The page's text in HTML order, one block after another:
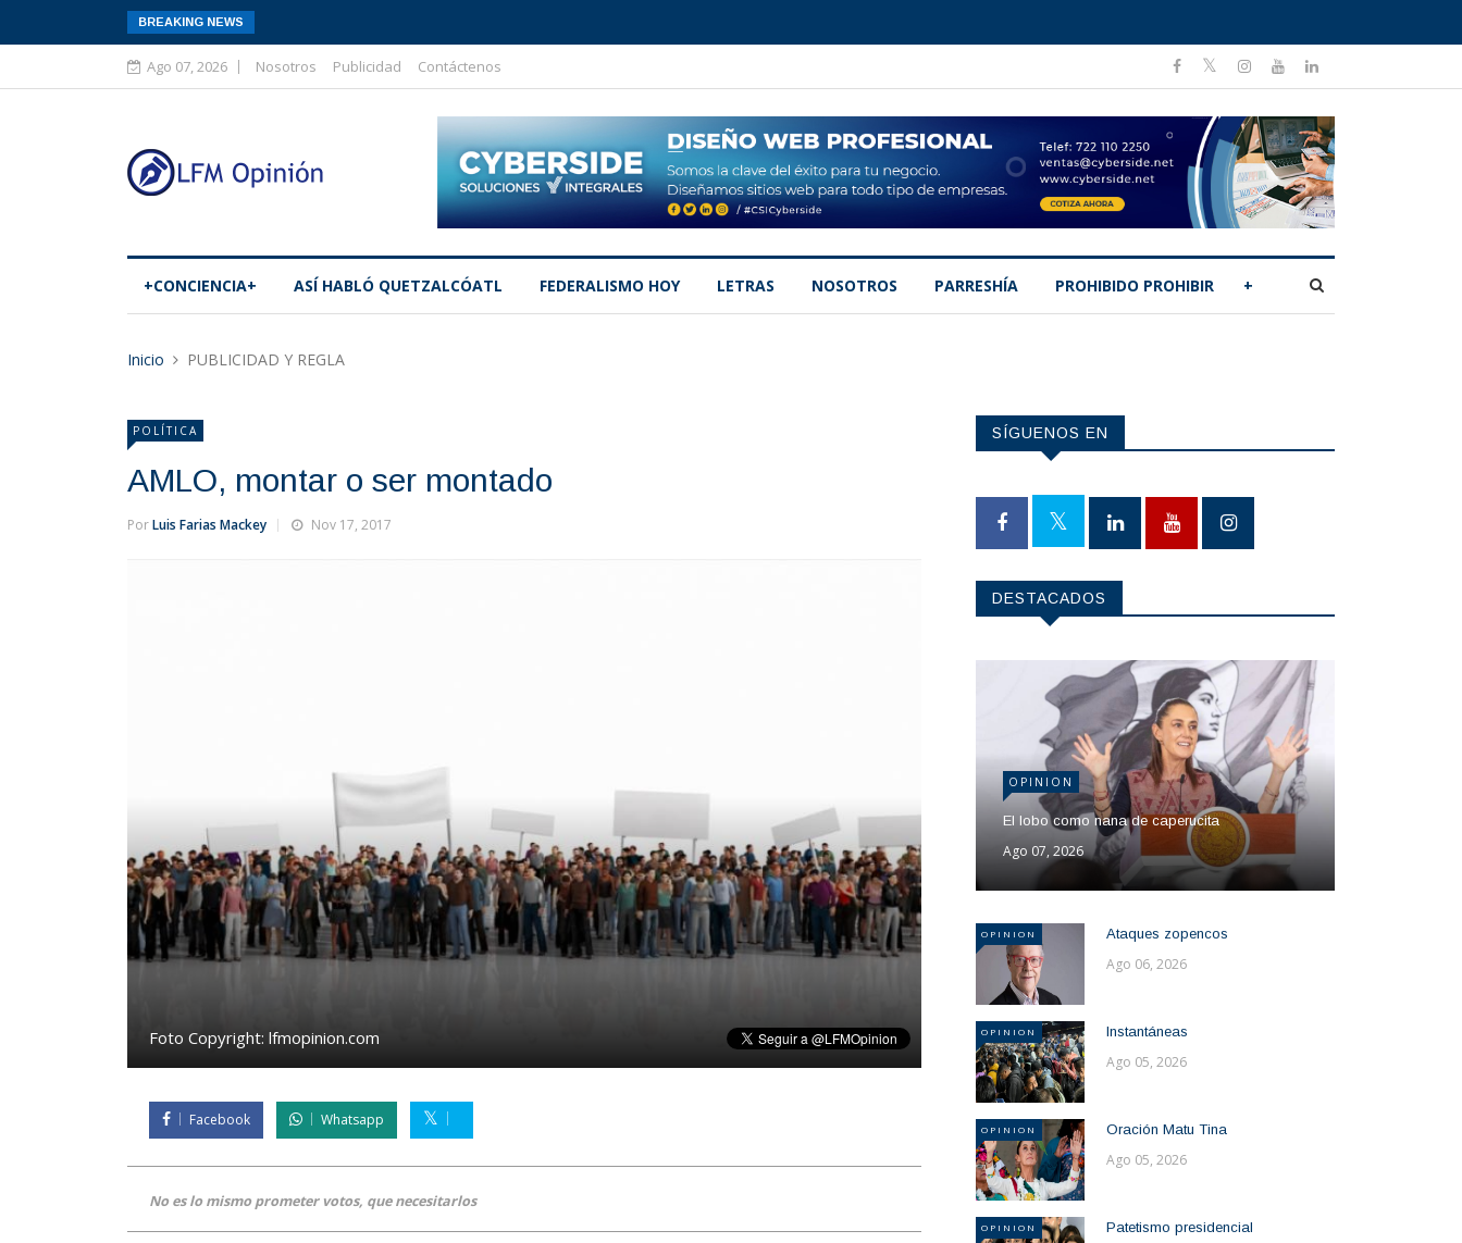
BREAKING NEWS
Ago 07, 2026 Nosotros Publicidad Contáctenos
+CONCIENCIA+ ASÍ­ HABLÓ QUETZALCÓATL FEDERALISMO HOY LETRAS NOSOTROS PARRESHÍA PROHIBIDO PROHIBIR +
Inicio PUBLICIDAD Y REGLA
POLÍTICA
AMLO, montar o ser montado
PorLuis Farias Mackey Nov 17, 2017
Foto Copyright: lfmopinion.com
Facebook Whatsapp
No es lo mismo prometer votos, que necesitarlos
SÍGUENOS EN
DESTACADOS
OPINION
El lobo como nana de caperucita
Ago 07, 2026
OPINION Ataques zopencos
Ago 06, 2026
OPINION Instantáneas
Ago 05, 2026
OPINION Oración Matu Tina
Ago 05, 2026
OPINION Patetismo presidencial